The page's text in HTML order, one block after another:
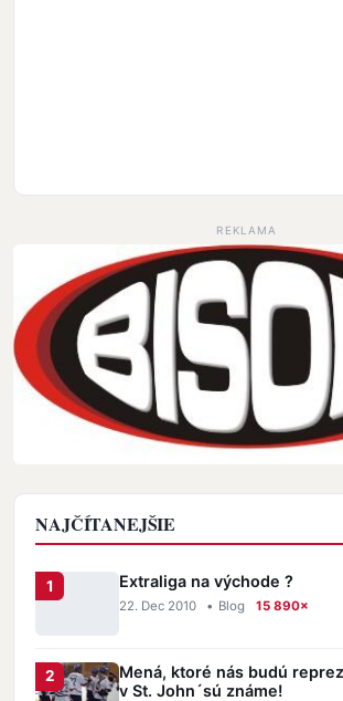
REKLAMA
NAJČÍTANEJŠIE
Extraliga na východe ?
22. Dec 2010 • Blog 15 890×
Mená, ktoré nás budú
v St. John´sú známe!